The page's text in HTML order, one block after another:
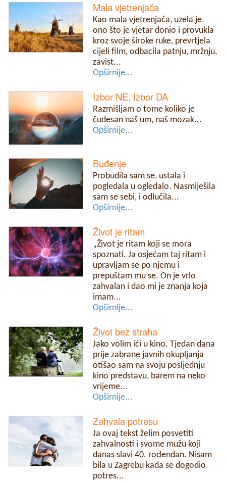
Mala vjetrenjača
Kao mala vjetrenjača, uzela je
ono što je vjetar donio i provukla
kroz svoje široke ruke, prevrtjela
cijeli film, odbacila patnju, mržnju,
zavist...
Opširnije...
Izbor NE, Izbor DA
Razmišljam o tome koliko je
čudesan naš um, naš mozak...
Opširnije...
Buđenje
Probudila sam se, ustala i
pogledala u ogledalo. Nasmiješila
sam se sebi, i odlučila...
Opširnije...
Život je ritam
„Život je ritam koji se mora
spoznati. Ja osjećam taj ritam i
upravljam se po njemu i
prepuštam mu se. On je vrlo
zahvalan i dao mi je znanja koja
imam...
Opširnije...
Život bez straha
Jako volim ići u kino. Tjedan dana
prije zabrane javnih okupljanja
otišao sam na svoju posljednju
kino predstavu, barem na neko
vrijeme...
Opširnije...
Zahvala potresu
Ja ovaj tekst želim posvetiti
zahvalnosti i svome mužu koji
danas slavi 40. rođendan. Nisam
bila u Zagrebu kada se dogodio
potres...